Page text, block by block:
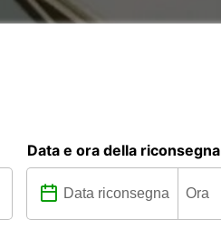
Data e ora della riconsegna